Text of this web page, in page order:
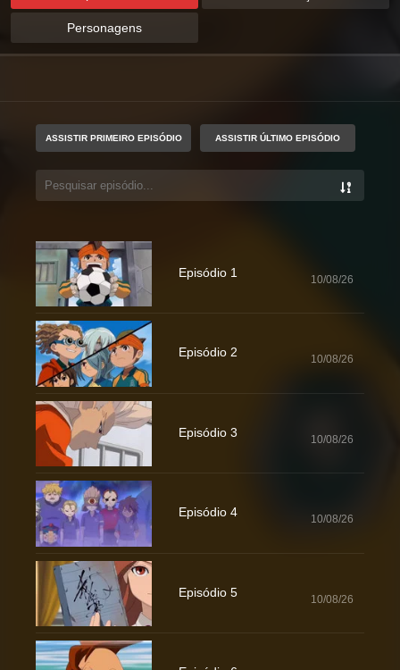
Personagens
ASSISTIR PRIMEIRO EPISÓDIO ASSISTIR ÚLTIMO EPISÓDIO
Episódio 1 10/08/26
Episódio 2 10/08/26
Episódio 3 10/08/26
Episódio 4 10/08/26
Episódio 5 10/08/26